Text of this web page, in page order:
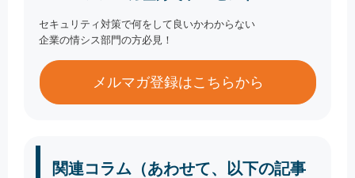
セキュリティ対策で何をして良いかわからない
企業の情シス部門の方必見！
メルマガ登録はこちらから
関連コラム（あわせて、以下の記事